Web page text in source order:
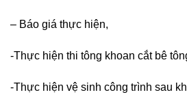
– Báo giá thực hiện,
-Thực hiện thi tông khoan cắt bê
-Thực hiện vệ sinh công trình sau